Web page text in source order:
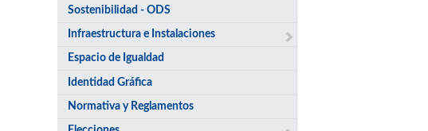
Sostenibilidad - ODS
Infraestructura e Instalaciones
Espacio de Igualdad
Identidad Gráfica
Normativa y Reglamentos